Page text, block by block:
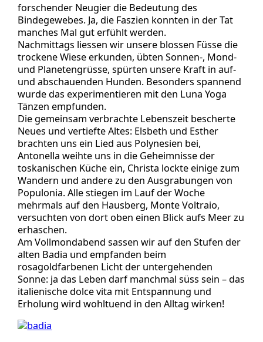
forschender Neugier die Bedeutung des
Bindegewebes. Ja, die Faszien konnten in der Tat
manches Mal gut erfühlt werden.
Nachmittags liessen wir unsere blossen Füsse die
trockene Wiese erkunden, übten Sonnen-, Mond-
und Planetengrüsse, spürten unsere Kraft in auf-
und abschauenden Hunden. Besonders spannend
wurde das experimentieren mit den Luna Yoga
Tänzen empfunden.
Die gemeinsam verbrachte Lebenszeit bescherte
Neues und vertiefte Altes: Elsbeth und Esther
brachten uns ein Lied aus Polynesien bei,
Antonella weihte uns in die Geheimnisse der
toskanischen Küche ein, Christa lockte einige zum
Wandern und andere zu den Ausgrabungen von
Populonia. Alle stiegen im Lauf der Woche
mehrmals auf den Hausberg, Monte Voltraio,
versuchten von dort oben einen Blick aufs Meer zu
erhaschen.
Am Vollmondabend sassen wir auf den Stufen der
alten Badia und empfanden beim
rosagoldfarbenen Licht der untergehenden
Sonne: ja das Leben darf manchmal süss sein – das
italienische dolce vita mit Entspannung und
Erholung wird wohltuend in den Alltag wirken!